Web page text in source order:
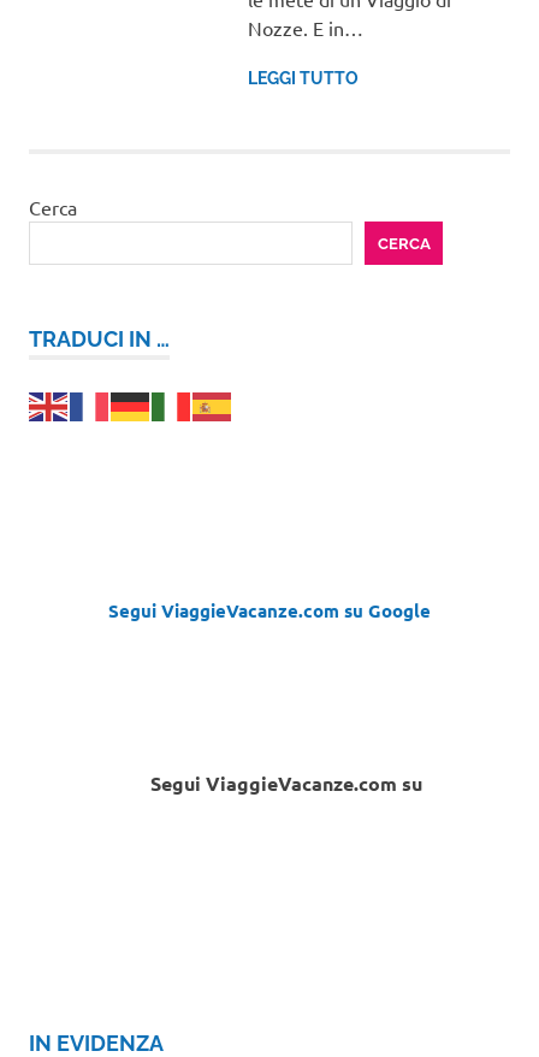
Nozze. E in…
LEGGI TUTTO
Cerca
CERCA
TRADUCI IN …
Segui ViaggieVacanze.com su Google
Segui ViaggieVacanze.com su
IN EVIDENZA